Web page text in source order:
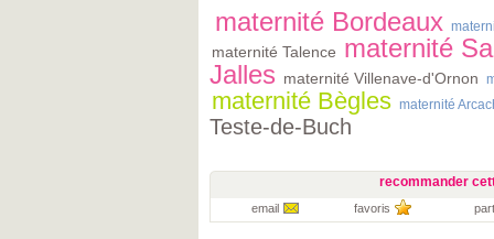
maternité Bordeaux
maternité Talence maternité
Jalles maternité Villenave-d'Ornon
maternité Bègles maternité
Teste-de-Buch
recommander
email favoris